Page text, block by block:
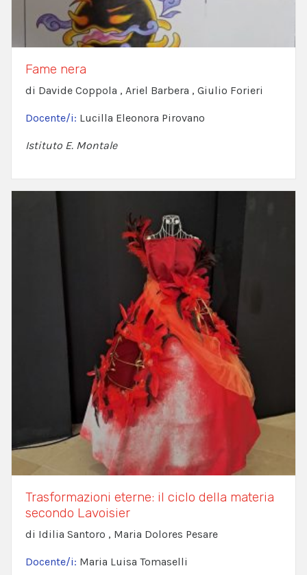
Fame nera
di Davide Coppola , Ariel Barbera , Giulio Forieri
Docente/i: Lucilla Eleonora Pirovano
Istituto E. Montale
Trasformazioni eterne: il ciclo della materia
secondo Lavoisier
di Idilia Santoro , Maria Dolores Pesare
Docente/i: Maria Luisa Tomaselli